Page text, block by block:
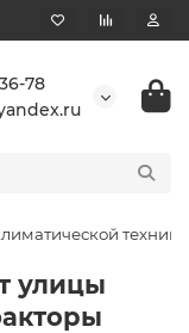
78
техники
улицы